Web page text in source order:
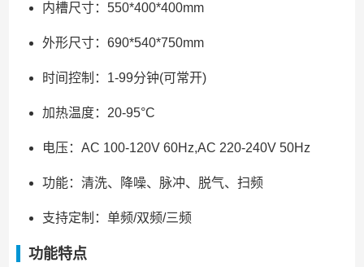
内槽尺寸：550*400*400mm
外形尺寸：690*540*750mm
时间控制：1-99分钟(可常开)
加热温度：20-95°C
电压：AC 100-120V 60Hz,AC 220-240V 50Hz
功能：清洗、降噪、脉冲、脱气、扫频
支持定制：单频/双频/三频
功能特点